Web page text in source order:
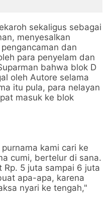
sekaligus sebagai
menyesalkan
dan
para penyelam dan
bahwa blok D
oleh Autore selama
itu pula, para nelayan
masuk ke blok
kami cari ke
cumi, bertelur di sana.
5 juta sampai 6 juta
apa-apa, karena
nyari ke tengah,"